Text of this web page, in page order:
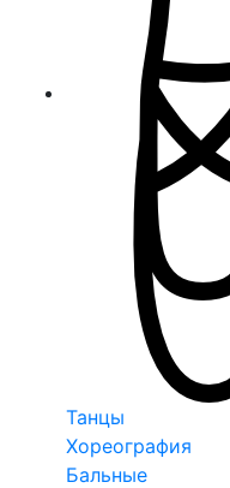
Танцы
Хореография
Бальные